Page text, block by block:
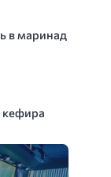
в маринад